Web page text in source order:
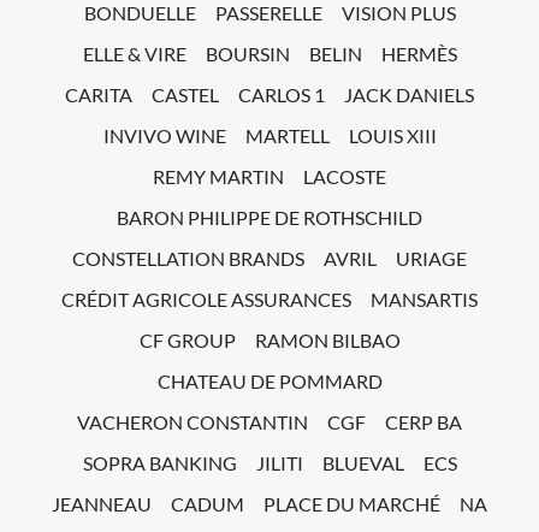
BONDUELLE
PASSERELLE
VISION PLUS
ELLE & VIRE
BOURSIN BELIN
HERMÈS
CARITA
CASTEL CARLOS 1
JACK DANIELS
INVIVO WINE
MARTELL
LOUIS XIII
REMY MARTIN
LACOSTE
BARON PHILIPPE DE ROTHSCHILD
CONSTELLATION BRANDS
AVRIL
URIAGE
CRÉDIT AGRICOLE ASSURANCES
MANSARTIS
CF GROUP
RAMON BILBAO
CHATEAU DE POMMARD
VACHERON CONSTANTIN
CGF
CERP BA
SOPRA BANKING
JILITI BLUEVAL
ECS
JEANNEAU
CADUM PLACE DU MARCHÉ
NA